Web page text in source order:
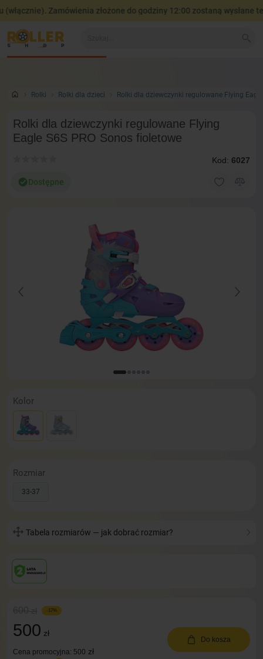
Zamówienia złożone do godziny 12:00 zostaną wysłane
Rolki Rolki dla dzieci Rolki dla dziewczynki regulowane Flying
Wszystko o produkcie
Rolki dla dziewczynki regulowane Flying
Eagle S6S PRO Sonos fioletowe
Dostępne
Kod: 6027
Kolor
Rozmiar
33-37
Tabela rozmiarów — jak dobrać rozmiar?
-17%
500 zł
Cena promocyjna: 500 zł
Do kosza